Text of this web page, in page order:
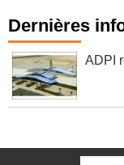
Dernières